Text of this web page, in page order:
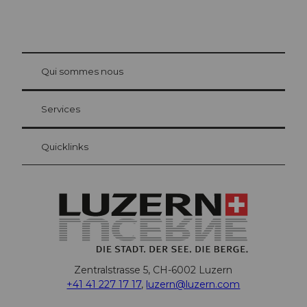
Carte d’hôte Lucerne
Vos avantages en tant qu'hôte pour la nuit
at Bre
Qui sommes nous
Services
Quicklinks
Zentralstrasse 5, CH-6002 Luzern
+41 41 227 17 17, luzern@luzern.com